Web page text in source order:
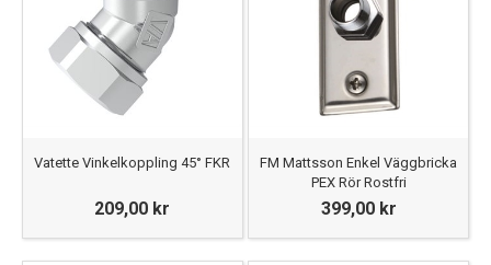
Vatette Vinkelkoppling 45° FKR
209,00 kr
FM Mattsson Enkel Väggbricka
PEX Rör Rostfri
399,00 kr